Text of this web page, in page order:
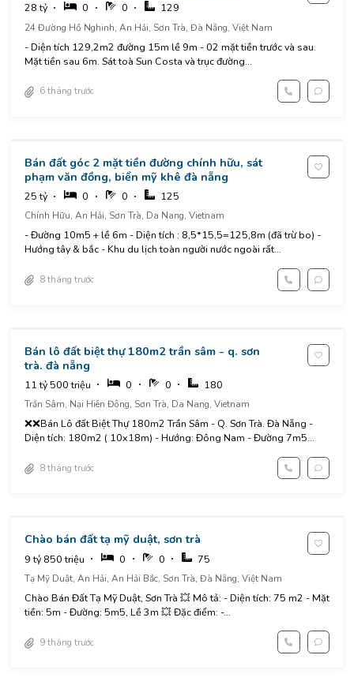
28 tỷ 0 0 129
24 Đường Hồ Nghinh, An Hải, Sơn Trà, Đà Nẵng, Việt Nam
- Diện tích 129,2m2 đường 15m lề 9m - 02 mặt tiền trước và sau.
Mặt tiền sau 6m. Sát toà Sun Costa và trục đường...
6 tháng trước
Bán đất góc 2 mặt tiền đường chính hữu, sát
phạm văn đồng, biển mỹ khê đà nẵng
25 tỷ 0 0 125
Chính Hữu, An Hải, Sơn Trà, Da Nang, Vietnam
- Đường 10m5 + lề 6m - Diện tích : 8,5*15,5=125,8m (đã trừ bo) -
Hướng tây & bắc - Khu du lịch toàn người nước ngoài rất...
8 tháng trước
Bán lô đất biệt thự 180m2 trần sâm - q. sơn
trà. đà nẵng
11 tỷ 500 triệu 0 0 180
Trần Sâm, Nại Hiên Đông, Sơn Trà, Da Nang, Vietnam
❌❌Bán Lô đất Biệt Thự 180m2 Trần Sâm - Q. Sơn Trà. Đà Nẵng -
Diện tích: 180m2 ( 10x18m) - Hướng: Đông Nam - Đường 7m5...
8 tháng trước
Chào bán đất tạ mỹ duật, sơn trà
9 tỷ 850 triệu 0 0 75
Tạ Mỹ Duật, An Hải, An Hải Bắc, Sơn Trà, Đà Nẵng, Việt Nam
Chào Bán Đất Tạ Mỹ Duật, Sơn Trà 💥 Mô tả: - Diện tích: 75 m2 - Mặt
tiền: 5m - Đường: 5m5, Lề 3m 💥 Đặc điểm: -...
9 tháng trước